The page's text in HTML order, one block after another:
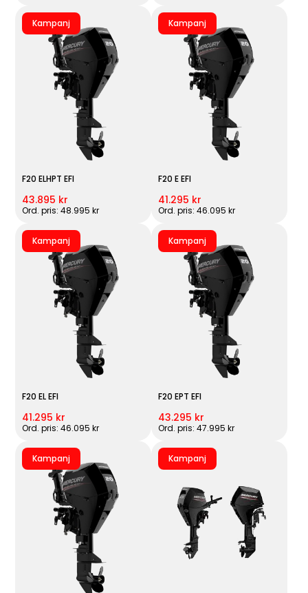
Kampanj
F20 ELHPT EFI
43.895 kr
Ord. pris: 48.995 kr
Kampanj
F20 E EFI
41.295 kr
Ord. pris: 46.095 kr
Kampanj
F20 EL EFI
41.295 kr
Ord. pris: 46.095 kr
Kampanj
F20 EPT EFI
43.295 kr
Ord. pris: 47.995 kr
Kampanj Kampanj